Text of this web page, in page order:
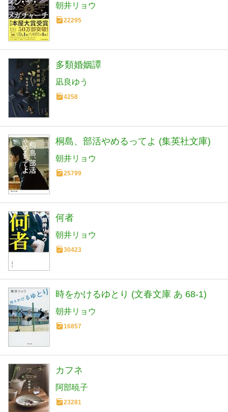
朝井リョウ
22295
多類婚姻譚
凪良ゆう
4258
桐島、部活やめるってよ (集英社文庫)
朝井リョウ
25799
何者
朝井リョウ
30423
時をかけるゆとり (文春文庫 あ 68-1)
朝井リョウ
16857
カフネ
阿部暁子
23281